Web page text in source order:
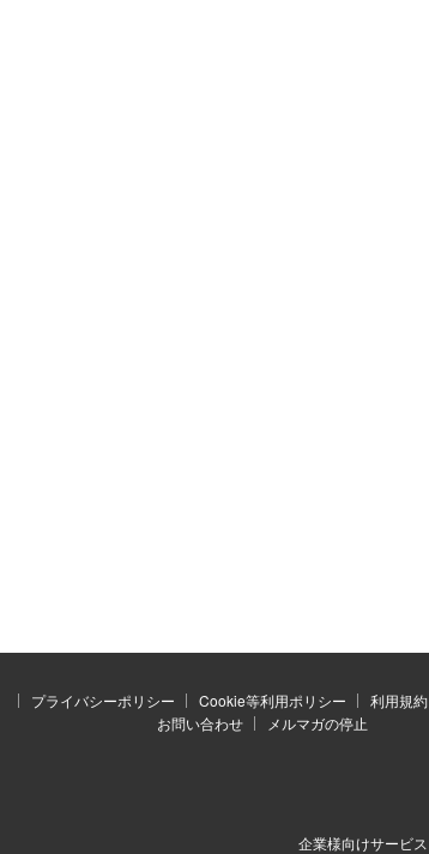
プライバシーポリシー Cookie等利用ポリシー 利用規約
お問い合わせ
メルマガの停止
企業様向けサービス